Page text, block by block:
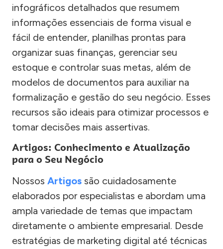
infográficos detalhados que resumem
informações essenciais de forma visual e
fácil de entender, planilhas prontas para
organizar suas finanças, gerenciar seu
estoque e controlar suas metas, além de
modelos de documentos para auxiliar na
formalização e gestão do seu negócio. Esses
recursos são ideais para otimizar processos e
tomar decisões mais assertivas.
Artigos: Conhecimento e Atualização
para o Seu Negócio
Nossos Artigos são cuidadosamente
elaborados por especialistas e abordam uma
ampla variedade de temas que impactam
diretamente o ambiente empresarial. Desde
estratégias de marketing digital até técnicas